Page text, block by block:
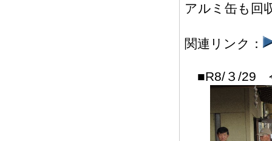
アルミ缶も回
関連リンク：
■R8/３/29